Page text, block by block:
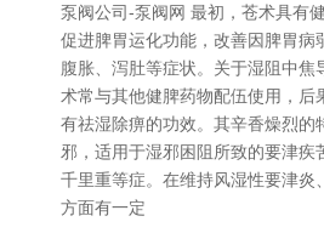
泵阀公司-泵阀网 最初，苍术具有
促进脾胃运化功能，改善因脾胃病
腹胀、泻肚等症状。关于湿阻中焦
术常与其他健脾药物配伍使用，后
有祛湿除痹的功效。其辛香燥烈的
邪，适用于湿邪困阻所致的要津疾
千里重等症。在维持风湿性要津炎
方面有一定